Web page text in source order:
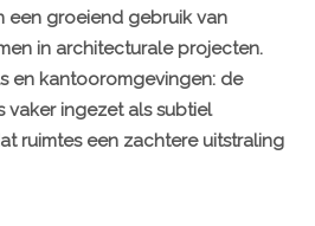
een groeiend gebruik van
in architecturale projecten.
en kantooromgevingen: de
ingezet als subtiel
ruimtes een zachtere uitstraling